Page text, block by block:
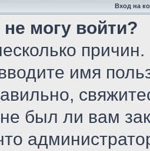
Вход на
могу войти?
имя
был ли вам